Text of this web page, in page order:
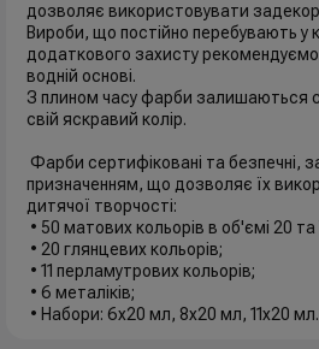
дозволяє використовувати
Вироби, що постійно перебувають у
додаткового захисту
водній основі.
З плином часу фарби залишаються
свій яскравий колір.
Фарби сертифіковані та безпечні,
призначенням, що дозволяє їх
дитячої творчості:
• 50 матових кольорів в об'ємі 20
• 20 глянцевих кольорів;
• 11 перламутрових кольорів;
• 6 металіків;
• Набори: 6x20 мл, 8x20 мл, 11x20 мл.